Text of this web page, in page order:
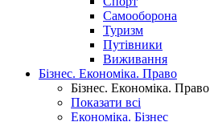
Самооборона
Туризм
Путівники
Виживання
Бізнес. Економіка. Право
Бізнес. Економіка. Право
Показати всі
Економіка. Бізнес